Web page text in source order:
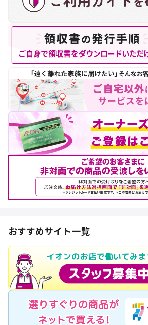
おすすめサイト一覧